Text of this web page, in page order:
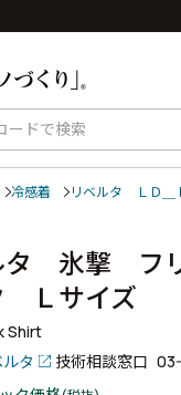
冷感着 リベルタ ＬＤ＿
タ 氷撃 フ
Ｌサイズ
Shirt
ルタ
技術相談窓口